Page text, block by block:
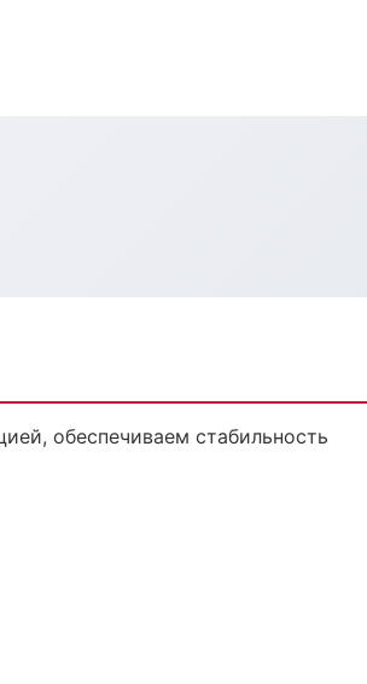
обеспечиваем стабильность